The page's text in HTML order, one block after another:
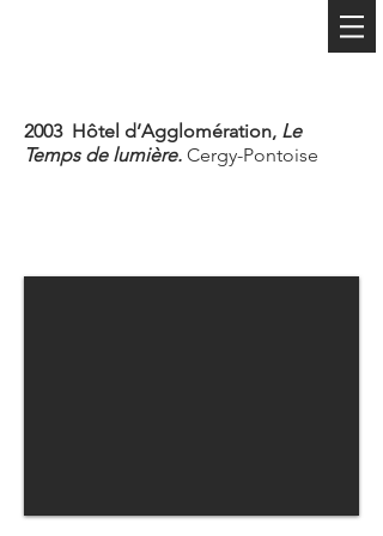
2003 Hôtel d’Agglomération, Le
Temps de lumière. Cergy-Pontoise